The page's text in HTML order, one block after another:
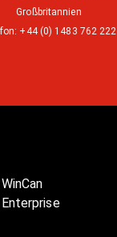
Großbritannien
+44 (0) 1483 762 222
WinCan
Enterprise